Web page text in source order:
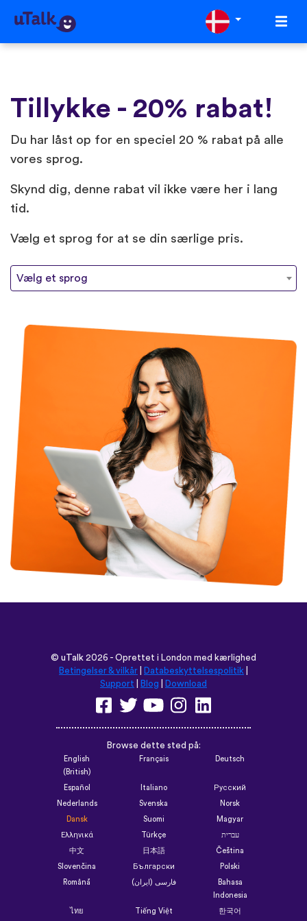
Tillykke - 20% rabat!
Du har låst op for en speciel 20 % rabat på alle
vores sprog.️
Skynd dig, denne rabat vil ikke være her i lang
tid.
Vælg et sprog for at se din særlige pris.
Vælg et sprog
© uTalk 2026 - Oprettet i London med kærlighed
Betingelser & vilkår
Databeskyttelsespolitik
Support
Blog Download
Browse dette sted på:
English
(British)
Français Deutsch
Español Italiano Русский
Nederlands Svenska Norsk
Dansk Suomi Magyar
Ελληνικά Türkçe עברית
中文 日本語 Čeština
Slovenčina Български Polski
Română فارسی (ایران)
Bahasa
Indonesia
ไทย Tiếng Việt 한국어